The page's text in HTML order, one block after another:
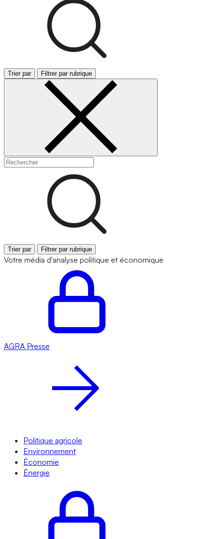
Trier par Filtrer par rubrique
Trier par Filtrer par rubrique
Votre média d'analyse politique et économique
AGRA Presse
Politique agricole
Environnement
Économie
Énergie